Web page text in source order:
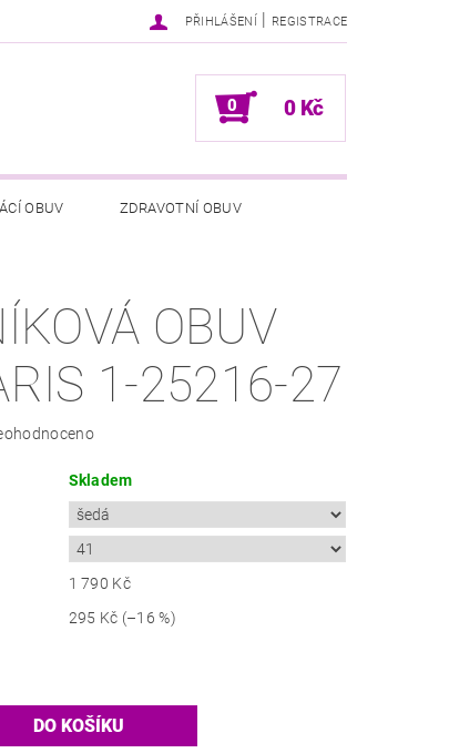
PŘIHLÁŠENÍ | REGISTRACE
0 0 Kč
OBUV ZDRAVOTNÍ OBUV
OBUV
1-25216-27
Skladem
1 790 Kč
295 Kč (–16 %)